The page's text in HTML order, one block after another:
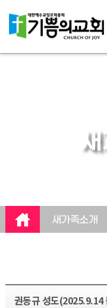
새가족소개
권동규 성도(2025.9.14